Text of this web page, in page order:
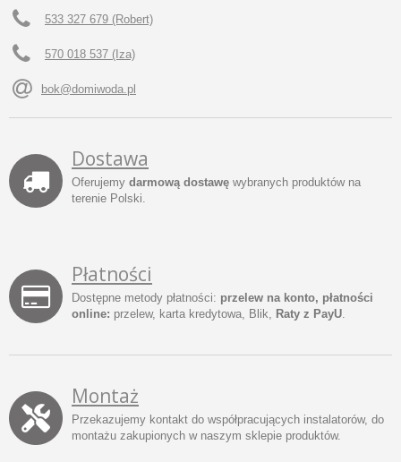
533 327 679 (Robert)
570 018 537 (Iza)
bok@domiwoda.pl
Dostawa
Oferujemy darmową dostawę wybranych produktów na
terenie Polski.
Płatności
Dostępne metody płatności: przelew na konto, płatności
online: przelew, karta kredytowa, Blik, Raty z PayU
Montaż
Przekazujemy kontakt do współpracujących instalatorów, do
montażu zakupionych w naszym sklepie produktów.